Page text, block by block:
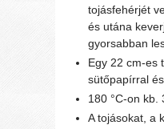
tojásfehérjét
és utána
gyorsabban
Egy 22 cm-es
sütőpapírral
180 °C-on kb.
A tojásokat, a